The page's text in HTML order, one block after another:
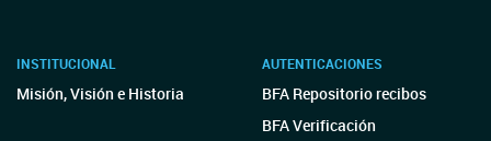
INSTITUCIONAL
Misión, Visión e Historia
AUTENTICACIONES
BFA Repositorio recibos
BFA Verificación